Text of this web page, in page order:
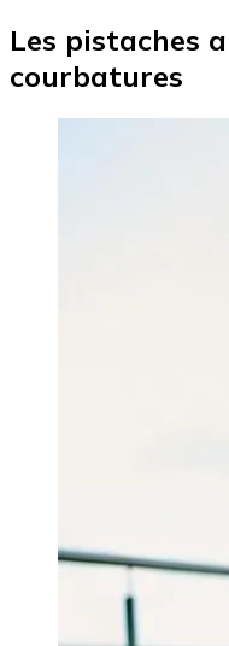
Les pistaches
courbatures